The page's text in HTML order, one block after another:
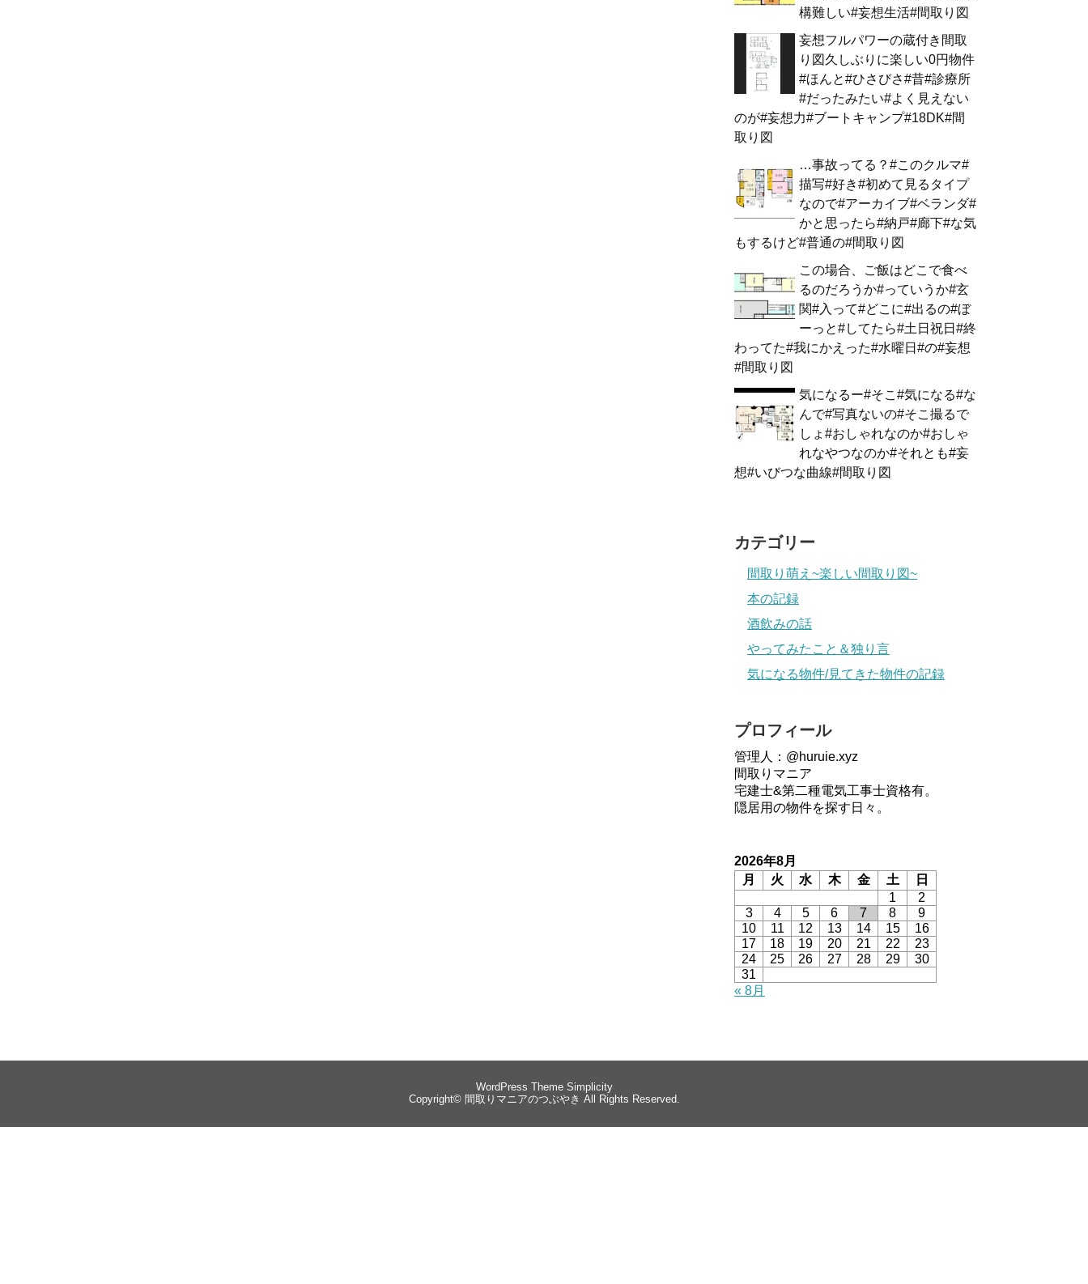
構難しい#妄想生活#間取り図
妄想フルパワーの蔵付き間取
り図久しぶりに楽しい0円物件
#ほんと#ひさびさ#昔#診療所
#だったみたい#よく見えない
のが#妄想力#ブートキャンプ#18DK#間
取り図
…事故ってる？#このクルマ#
描写#好き#初めて見るタイプ
なので#アーカイブ#ベランダ#
かと思ったら#納戸#廊下#な気
もするけど#普通の#間取り図
この場合、ご飯はどこで食べ
るのだろうか#っていうか#玄
関#入って#どこに#出るの#ぼ
ーっと#してたら#土日祝日#終
わってた#我にかえった#水曜日#の#妄想
#間取り図
気になるー#そこ#気になる#な
んで#写真ないの#そこ撮るで
しょ#おしゃれなのか#おしゃ
れなやつなのか#それとも#妄
想#いびつな曲線#間取り図
カテゴリー
間取り萌え~楽しい間取り図~
本の記録
酒飲みの話
やってみたこと＆独り言
気になる物件/見てきた物件の記録
プロフィール
管理人：@huruie.xyz
間取りマニア
宅建士&第二種電気工事士資格有。
隠居用の物件を探す日々。
2026年8月
月
火 水 木 金 土
日
1
2
3
4 5 6 7 8
9
10
11 12 13 14 15
16
17
18 19 20 21 22
23
24
25 26 27 28 29
30
31
« 8月
WordPress Theme Simplicity
Copyright© 間取りマニアのつぶやき All Rights Reserved.